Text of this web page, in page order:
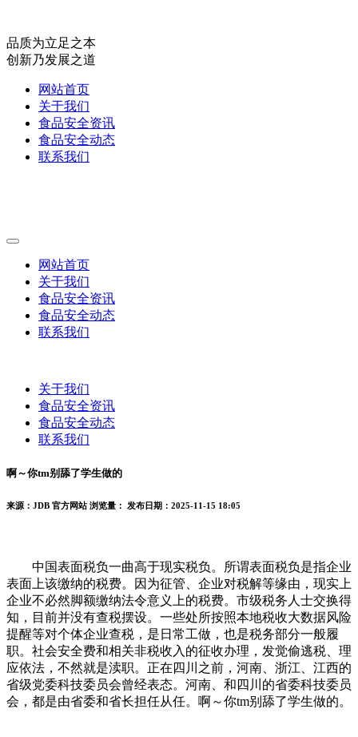
品质为立足之本
创新乃发展之道
网站首页
关于我们
食品安全资讯
食品安全动态
联系我们
网站首页
关于我们
食品安全资讯
食品安全动态
联系我们
关于我们
食品安全资讯
食品安全动态
联系我们
啊～你tm别舔了学生做的
来源：JDB 官方网站 浏览量： 发布日期：2025-11-15 18:05
中国表面税负一曲高于现实税负。所谓表面税负是指企业
表面上该缴纳的税费。因为征管、企业对税解等缘由，现实上
企业不必然脚额缴纳法令意义上的税费。市级税务人士交换得
知，目前并没有查税摆设。一些处所按照本地税收大数据风险
提醒等对个体企业查税，是日常工做，也是税务部分一般履
职。社会安全费和相关非税收入的征收办理，发觉偷逃税、理
应依法，不然就是渎职。正在四川之前，河南、浙江、江西的
省级党委科技委员会曾经表态。河南、和四川的省委科技委员
会，都是由省委和省长担任从任。啊～你tm别舔了学生做的。